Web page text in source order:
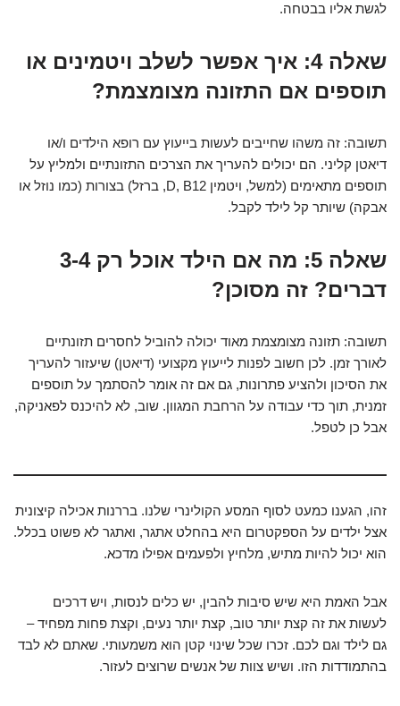
לגשת אליו בבטחה.
שאלה 4: איך אפשר לשלב ויטמינים או
תוספים אם התזונה מצומצמת?
תשובה: זה משהו שחייבים לעשות בייעוץ עם רופא הילדים ו/או
דיאטן קליני. הם יכולים להעריך את הצרכים התזונתיים ולמליץ על
תוספים מתאימים (למשל, ויטמין D, B12, ברזל) בצורות (כמו נוזל או
אבקה) שיותר קל לילד לקבל.
שאלה 5: מה אם הילד אוכל רק 3-4
דברים? זה מסוכן?
תשובה: תזונה מצומצמת מאוד יכולה להוביל לחסרים תזונתיים
לאורך זמן. לכן חשוב לפנות לייעוץ מקצועי (דיאטן) שיעזור להעריך
את הסיכון ולהציע פתרונות, גם אם זה אומר להסתמך על תוספים
זמנית, תוך כדי עבודה על הרחבת המגוון. שוב, לא להיכנס לפאניקה,
אבל כן לטפל.
זהו, הגענו כמעט לסוף המסע הקולינרי שלנו. בררנות אכילה קיצונית
אצל ילדים על הספקטרום היא בהחלט אתגר, ואתגר לא פשוט בכלל.
הוא יכול להיות מתיש, מלחיץ ולפעמים אפילו מדכא.
אבל האמת היא שיש סיבות להבין, יש כלים לנסות, ויש דרכים
לעשות את זה קצת יותר טוב, קצת יותר נעים, וקצת פחות מפחיד –
גם לילד וגם לכם. זכרו שכל שינוי קטן הוא משמעותי. שאתם לא לבד
בהתמודדות הזו. ושיש צוות של אנשים שרוצים לעזור.